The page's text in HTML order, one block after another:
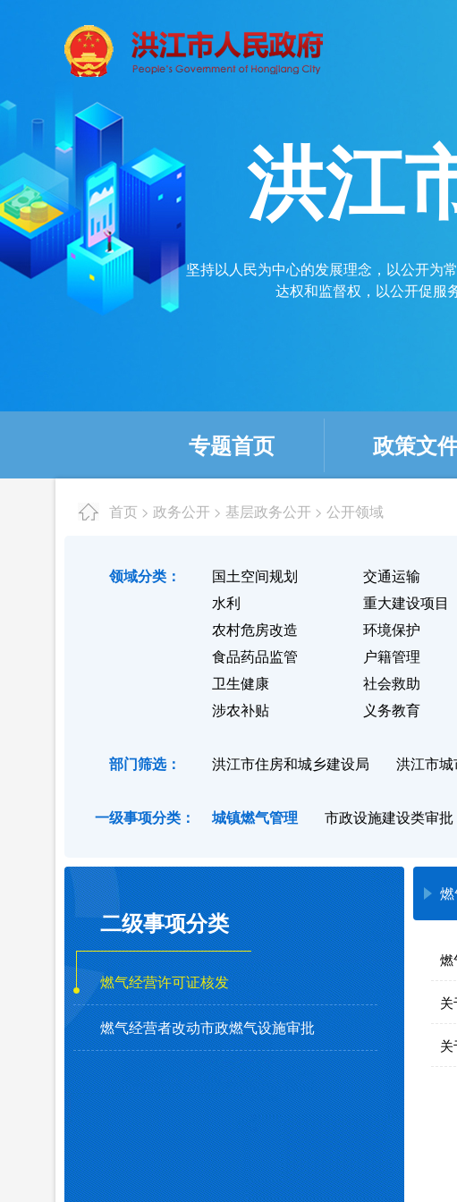
洪江
坚持以人民为中心的发展理念，以公开为
达权和监督权，以公开促服
专题首页 政策文
首页 > 政务公开 > 基层政务公开 > 公开领域
领域分类： 国土空间规划 交通运输
水利
重大建设项目
农村危房改造
环境保护
食品药品监管
户籍管理
卫生健康
社会救助
涉农补贴
义务教育
部门筛选： 洪江市住房和城乡建设局 洪江市
一级事项分类： 城镇燃气管理 市政设施建设类审批
二级事项分类
燃气经营许可证核发
燃气经营者改动市政燃气设施审批
燃